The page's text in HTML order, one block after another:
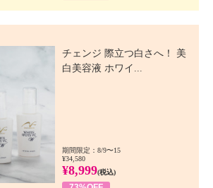
チェンジ 際立つ白さへ！ 美
白美容液 ホワイ...
期間限定：8/9〜15
¥34,580
¥8,999(税込)